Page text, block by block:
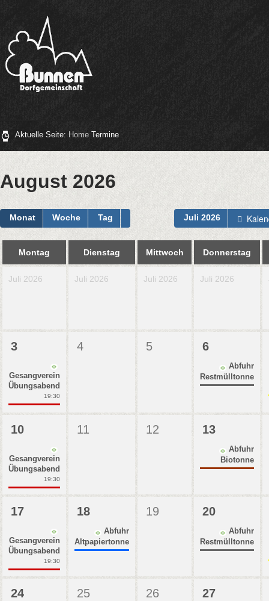
Aktuelle Seite: Home Termine
August 2026
Monat Woche Tag Juli 2026
Montag Dienstag Mittwoch Donnerstag
Juli 2026 Juli 2026 Juli 2026 Juli 2026
3
Gesangverein
Übungsabend
19:30
4 5 6
Abfuhr
Restmülltonne
10
Gesangverein
Übungsabend
19:30
11 12 13
Abfuhr
Biotonne
17
Gesangverein
Übungsabend
19:30
18
Abfuhr
Altpapiertonne
19 20
Abfuhr
Restmülltonne
24 25 26 27